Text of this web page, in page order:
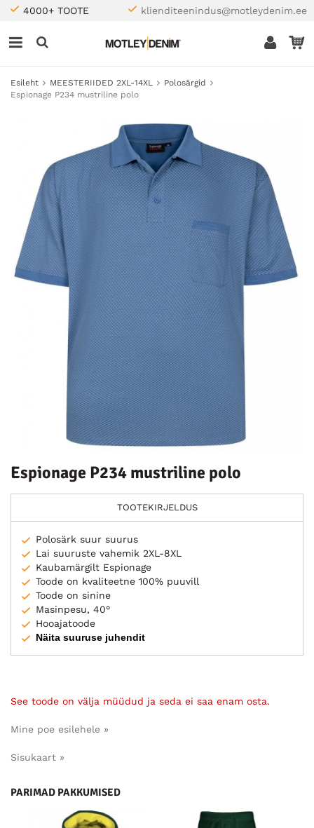
4000+ TOOTE klienditeenindus@motleydenim.ee
Esileht MEESTERIIDED 2XL-14XL
Polosärgid
Espionage P234 mustriline polo
Espionage P234 mustriline polo
TOOTEKIRJELDUS
Polosärk suur suurus
Lai suuruste vahemik 2XL-8XL
Kaubamärgilt Espionage
Toode on kvaliteetne 100% puuvill
Toode on sinine
Masinpesu, 40°
Hooajatoode
Näita suuruse juhendit
See toode on välja müüdud ja seda ei saa enam osta.
Mine poe esilehele »
Sisukaart »
PARIMAD PAKKUMISED